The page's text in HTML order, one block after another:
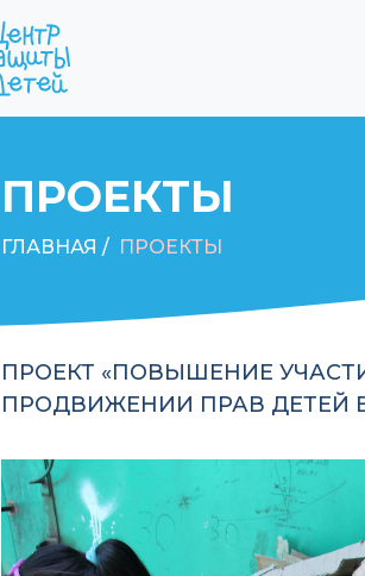
ПРОЕКТЫ
ГЛАВНАЯ / ПРОЕКТЫ
ПРОЕКТ «ПОВЫШЕНИЕ
ПРОДВИЖЕНИИ ПРАВ ДЕТЕЙ